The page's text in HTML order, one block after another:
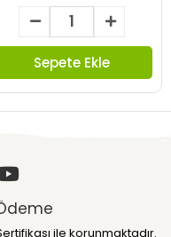
Sepete Ekle
ile korunmaktadır.